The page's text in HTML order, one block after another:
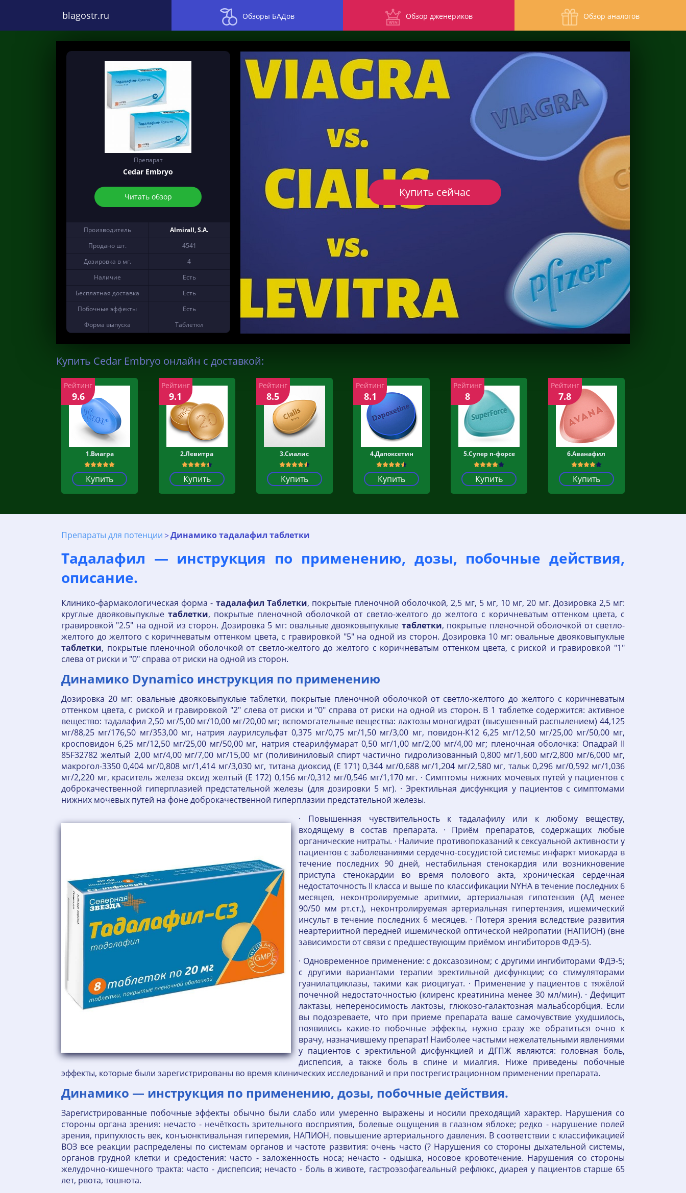
blagostr.ru Обзоры БАДов Обзор дженериков Обзор аналогов
Препарат
Cedar Embryo
Читать обзор
Производитель
Almirall, S.A.
Продано шт.
4541
Дозировка в мг.
4
Наличие
Есть
Бесплатная доставка
Есть
Побочные эффекты
Есть
Форма выпуска
Таблетки
Купить сейчас
Купить Cedar Embryo онлайн с доставкой:
1.Виагра
Купить
Рейтинг
9.6
2.Левитра
Купить
Рейтинг
9.1
3.Сиалис
Купить
Рейтинг
8.5
4.Дапоксетин
Купить
Рейтинг
8.1
5.Супер п-форсе
Купить
Рейтинг
8
6.Аванафил
Купить
Рейтинг
7.8
Препараты для потенции Динамико тадалафил таблетки
Тадалафил — инструкция по применению, дозы, побочные действия,
описание.
Клинико-фармакологическая форма - тадалафил Таблетки, покрытые пленочной оболочкой, 2,5 мг, 5 мг, 10 мг, 20 мг. Дозировка 2,5 мг:
круглые двояковыпуклыетаблетки, покрытые пленочной оболочкой от светло-желтого до желтого с коричневатым оттенком цвета, с
гравировкой "2.5" на одной из сторон. Дозировка 5 мг: овальные двояковыпуклые таблетки, покрытые пленочной оболочкой от светло-
желтого до желтого с коричневатым оттенком цвета, с гравировкой "5" на одной из сторон. Дозировка 10 мг: овальные двояковыпуклые
таблетки, покрытые пленочной оболочкой от светло-желтого до желтого с коричневатым оттенком цвета, с риской и гравировкой "1"
слева от риски и "0" справа от риски на одной из сторон.
Динамико Dynamico инструкция по применению
Дозировка 20 мг: овальные двояковыпуклые таблетки, покрытые пленочной оболочкой от светло-желтого до желтого с коричневатым
оттенком цвета, с риской и гравировкой "2" слева от риски и "0" справа от риски на одной из сторон. В 1 таблетке содержится: активное
вещество: тадалафил 2,50 мг/5,00 мг/10,00 мг/20,00 мг; вспомогательные вещества: лактозы моногидрат (высушенный распылением) 44,125
мг/88,25 мг/176,50 мг/353,00 мг, натрия лаурилсульфат 0,375 мг/0,75 мг/1,50 мг/3,00 мг, повидон-К12 6,25 мг/12,50 мг/25,00 мг/50,00 мг,
кросповидон 6,25 мг/12,50 мг/25,00 мг/50,00 мг, натрия стеарилфумарат 0,50 мг/1,00 мг/2,00 мг/4,00 мг; пленочная оболочка: Опадрай II
85F32782 желтый 2,00 мг/4,00 мг/7,00 мг/15,00 мг (поливиниловый спирт частично гидролизованный 0,800 мг/1,600 мг/2,800 мг/6,000 мг,
макрогол-3350 0,404 мг/0,808 мг/1,414 мг/3,030 мг, титана диоксид (Е 171) 0,344 мг/0,688 мг/1,204 мг/2,580 мг, тальк 0,296 мг/0,592 мг/1,036
мг/2,220 мг, краситель железа оксид желтый (Е 172) 0,156 мг/0,312 мг/0,546 мг/1,170 мг. · Симптомы нижних мочевых путей у пациентов с
доброкачественной гиперплазией предстательной железы (для дозировки 5 мг). · Эректильная дисфункция у пациентов с симптомами
нижних мочевых путей на фоне доброкачественной гиперплазии предстательной железы.
· Повышенная чувствительность к тадалафилу или к любому веществу,
входящему в состав препарата. · Приём препаратов, содержащих любые
органические нитраты. · Наличие противопоказаний к сексуальной активности у
пациентов с заболеваниями сердечно-сосудистой системы: инфаркт миокарда в
течение последних 90 дней, нестабильная стенокардия или возникновение
приступа стенокардии во время полового акта, хроническая сердечная
недостаточность II класса и выше по классификации NYHA в течение последних 6
месяцев, неконтролируемые аритмии, артериальная гипотензия (АД менее
90/50 мм рт.ст.), неконтролируемая артериальная гипертензия, ишемический
инсульт в течение последних 6 месяцев. · Потеря зрения вследствие развития
неартериитной передней ишемической оптической нейропатии (НАПИОН) (вне
зависимости от связи с предшествующим приёмом ингибиторов ФДЭ-5).
· Одновременное применение: с доксазозином; с другими ингибиторами ФДЭ-5;
с другими вариантами терапии эректильной дисфункции; со стимуляторами
гуанилатциклазы, такими как риоцигуат. · Применение у пациентов с тяжёлой
почечной недостаточностью (клиренс креатинина менее 30 мл/мин). · Дефицит
лактазы, непереносимость лактозы, глюкозо-галактозная мальабсорбция. Если
вы подозреваете, что при приеме препарата ваше самочувствие ухудшилось,
появились какие-то побочные эффекты, нужно сразу же обратиться очно к
врачу, назначившему препарат! Наиболее частыми нежелательными явлениями
у пациентов с эректильной дисфункцией и ДГПЖ являются: головная боль,
диспепсия, а также боль в спине и миалгия. Ниже приведены побочные
эффекты, которые были зарегистрированы во время клинических исследований и при пострегистрационном применении препарата.
Динамико — инструкция по применению, дозы, побочные действия.
Зарегистрированные побочные эффекты обычно были слабо или умеренно выражены и носили преходящий характер. Нарушения со
стороны органа зрения: нечасто - нечёткость зрительного восприятия, болевые ощущения в глазном яблоке; редко - нарушение полей
зрения, припухлость век, конъюнктивальная гиперемия, НАПИОН, повышение артериального давления. В соответствии с классификацией
ВОЗ все реакции распределены по системам органов и частоте развития: очень часто (? Нарушения со стороны дыхательной системы,
органов грудной клетки и средостения: часто - заложенность носа; нечасто - одышка, носовое кровотечение. Нарушения со стороны
желудочно-кишечного тракта: часто - диспепсия; нечасто - боль в животе, гастроэзофагеальный рефлюкс, диарея у пациентов старше 65
лет, рвота, тошнота.